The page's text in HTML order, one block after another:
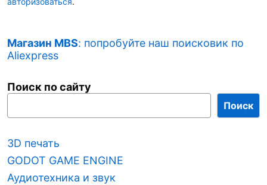
а
и
я
м
Магазин MBS: попробуйте наш поисковик по
Aliexpress
Поиск по сайту
Поиск
3D печать
GODOT GAME ENGINE
Аудиотехника и звук